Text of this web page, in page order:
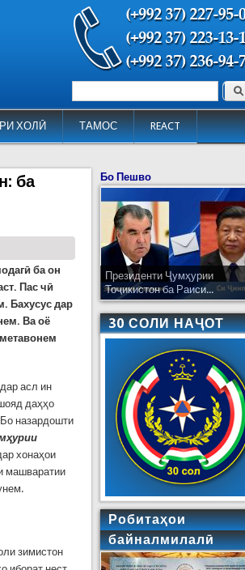
ХОЛӢ ТАМОС REACT
Форма поиска Поиск
ба
ба он
Пас чӣ
Бахусус дар
Ва оё
асл ин
даҳҳо
назардошти
хонаҳои
машваратии
зимистон
Бо Пешво
Президенти Ҷумҳурии
Тоҷикистон ба Раиси...
30 СОЛИ НАҶОТ
Робитаҳои
байналмилалӣ